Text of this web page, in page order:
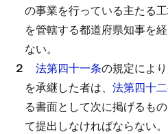
の事業を行っている主たる
を管轄する都道府県知事を
ない。
２ 法第四十一条の規定によ
を承継した者は、 法第四十
る書面として次に掲げるも
て提出しなければならない。